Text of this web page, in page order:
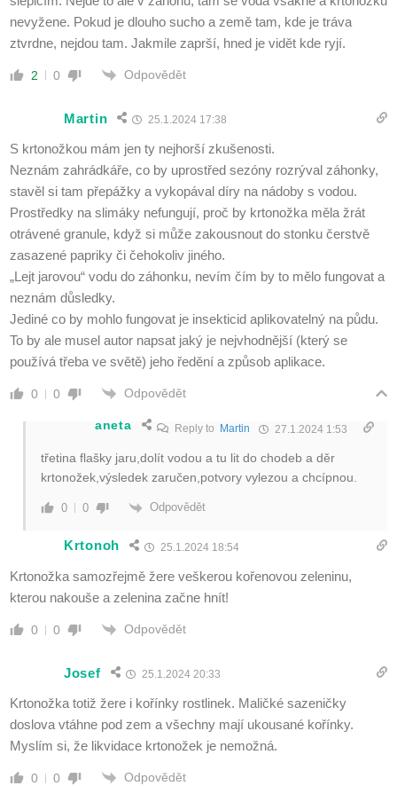
nevyžene. Pokud je dlouho sucho a země tam, kde je tráva
ztvrdne, nejdou tam. Jakmile zaprší, hned je vidět kde ryjí.
2 0 Odpovědět
Martin 25.1.2024 17:38
S krtonožkou mám jen ty nejhorší zkušenosti.
Neznám zahrádkáře, co by uprostřed sezóny rozrýval záhonky,
stavěl si tam přepážky a vykopával díry na nádoby s vodou.
Prostředky na slimáky nefungují, proč by krtonožka měla žrát
otrávené granule, když si může zakousnout do stonku čerstvě
zasazené papriky či čehokoliv jiného.
„Lejt jarovou“ vodu do záhonku, nevím čím by to mělo fungovat a
neznám důsledky.
Jediné co by mohlo fungovat je insekticid aplikovatelný na půdu.
To by ale musel autor napsat jaký je nejvhodnější (který se
používá třeba ve světě) jeho ředění a způsob aplikace.
0 0 Odpovědět
aneta Reply to Martin 27.1.2024 1:53
třetina flašky jaru,dolít vodou a tu lit do chodeb a děr
krtonožek,výsledek zaručen,potvory vylezou a chcípnou.
0 0 Odpovědět
Krtonoh 25.1.2024 18:54
Krtonožka samozřejmě žere veškerou kořenovou zeleninu,
kterou nakouše a zelenina začne hnít!
0 0 Odpovědět
Josef 25.1.2024 20:33
Krtonožka totiž žere i kořínky rostlinek. Maličké sazeničky
doslova vtáhne pod zem a všechny mají ukousané kořínky.
Myslím si, že likvidace krtonožek je nemožná.
0 0 Odpovědět